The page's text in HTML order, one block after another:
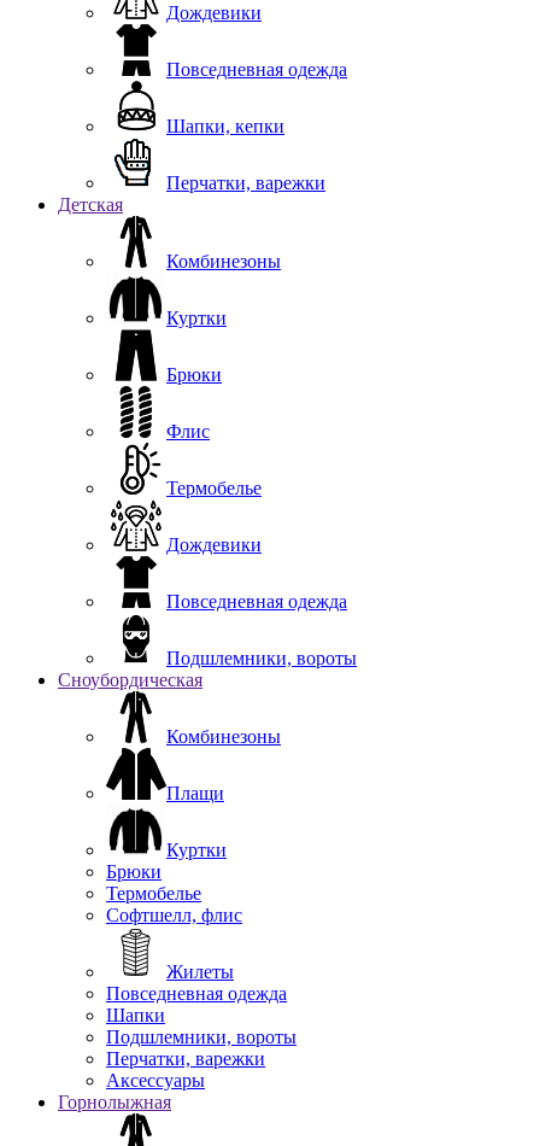
Дождевики
Повседневная одежда
Шапки, кепки
Перчатки, варежки
Детская
Комбинезоны
Куртки
Брюки
Флис
Термобелье
Дождевики
Повседневная одежда
Подшлемники, вороты
Сноубордическая
Комбинезоны
Плащи
Куртки
Брюки
Термобелье
Софтшелл, флис
Жилеты
Повседневная одежда
Шапки
Подшлемники, вороты
Перчатки, варежки
Аксессуары
Горнолыжная